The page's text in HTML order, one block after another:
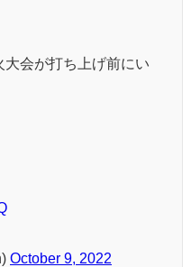
会が打ち上げ前にい
October 9, 2022